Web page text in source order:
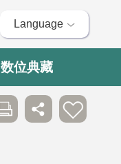
Language
数位典藏